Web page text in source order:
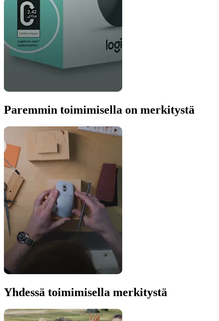
Paremmin toimimisella on merkitystä
Yhdessä toimimisella merkitystä